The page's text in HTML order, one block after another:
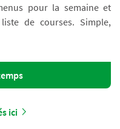
pour la semaine et
de courses. Simple,
ici